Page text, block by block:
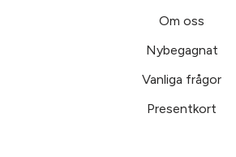
Om oss
Nybegagnat
Vanliga frågor
Presentkort